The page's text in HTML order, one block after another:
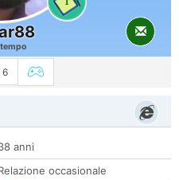
6
anni
occasionale